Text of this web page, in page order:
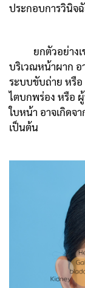
ประกอบการวินิจ
ยกตัวอย่างเช่น
บริเวณหน้าผาก อ
ระบบขับถ่าย หรือ
ไตบกพร่อง หรือ
ใบหน้า อาจเกิดจ
เป็นต้น